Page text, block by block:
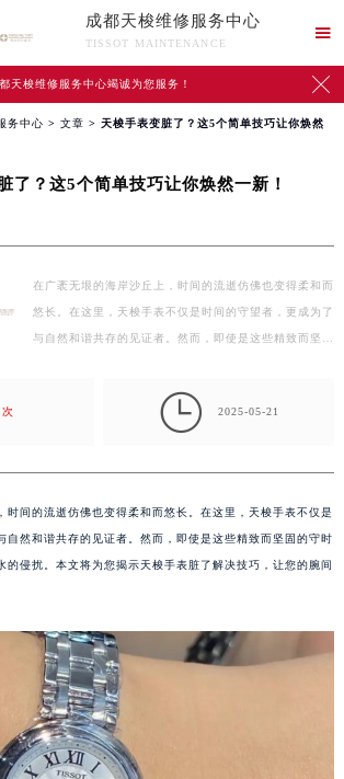
成都天梭维修服务中心
TISSOT MAINTENANCE

天梭维修服务中心竭诚为您服务！ 
务中心 > 文章 > 天梭手表变脏了？这5个简单技巧让你焕然
了？这5个简单技巧让你焕然一新！
在广袤无垠的海岸沙丘上，时间的流逝仿佛也变得柔和而
悠长。在这里，天梭手表不仅是时间的守望者，更成为了
与自然和谐共存的见证者。然而，即使是这些精致而坚
次  2025-05-21
时间的流逝仿佛也变得柔和而悠长。在这里，天梭手表不仅是
自然和谐共存的见证者。然而，即使是这些精致而坚固的守时
的侵扰。本文将为您揭示天梭手表脏了解决技巧，让您的腕间